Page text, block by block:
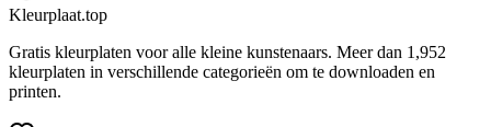
Kleurplaat.top
Gratis kleurplaten voor alle kleine kunstenaars. Meer dan 1,952
kleurplaten in verschillende categorieën om te downloaden en
printen.